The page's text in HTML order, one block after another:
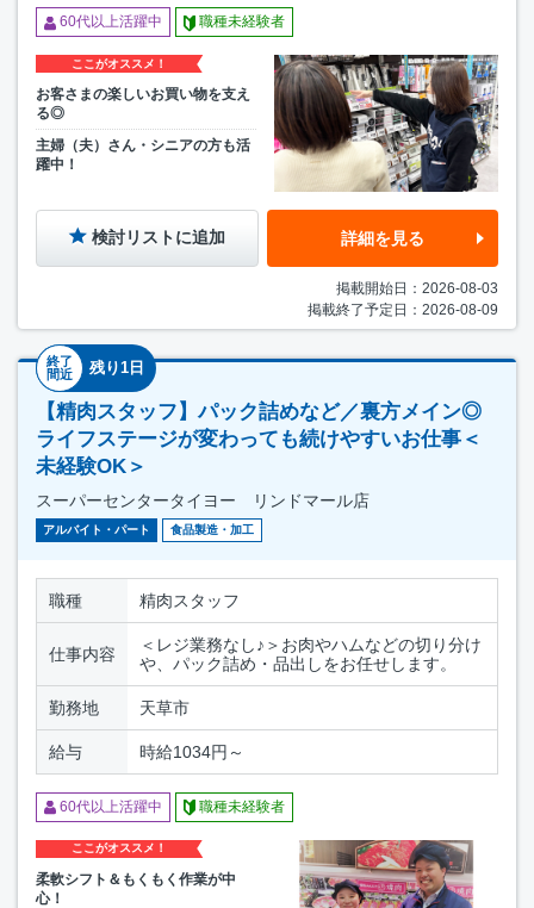
60代以上活躍中 職種未経験者
ここがオススメ！
お客さまの楽しいお買い物を支え
る◎
主婦（夫）さん・シニアの方も活
躍中！
検討リストに追加 詳細を見る
掲載開始日：2026-08-03
掲載終了予定日：2026-08-09
終了
間近
残り1日
【精肉スタッフ】パック詰めなど／裏方メイン◎
ライフステージが変わっても続けやすいお仕事＜
未経験OK＞
スーパーセンタータイヨー リンドマール店
アルバイト・パート 食品製造・加工
職種 精肉スタッフ
仕事内容
＜レジ業務なし♪＞お肉やハムなどの切り分け
や、パック詰め・品出しをお任せします。
勤務地 天草市
給与 時給1034円～
60代以上活躍中 職種未経験者
ここがオススメ！
柔軟シフト＆もくもく作業が中
心！